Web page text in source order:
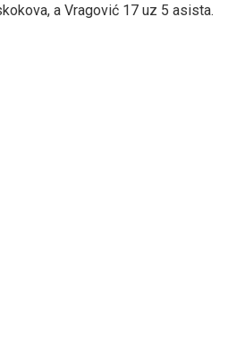
a Vragović 17 uz 5 asista.